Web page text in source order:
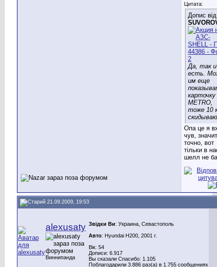
Цитата:
Допис від
Да, так и
есть.
им еще
карточку
METRO,
тоже 10
Опа це я
чув,
точно, вот
тільки в
шелл не
21.09.2009, 19:53
alexusaty
Виннипанда
Звідки Ви: Украина, Севастополь
Авто: Hyundai H200, 2001 г.
Вік: 54
Дописи: 6.917
Вы сказали Спасибо: 1.105
Поблагодарили 3.886 раз(а) в 1.755 сообщениях